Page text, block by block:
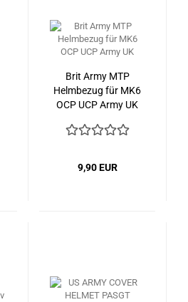
Brit Army MTP
Helmbezug für MK6
OCP UCP Army UK
9,90 EUR